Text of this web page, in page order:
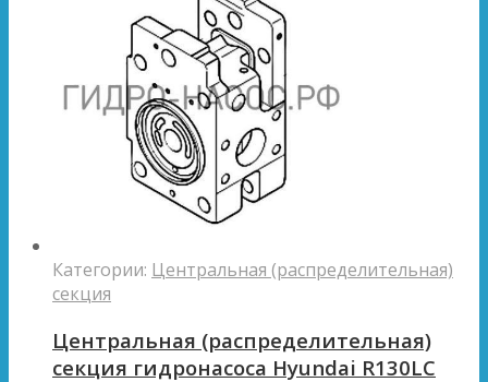
Категории: Центральная (распределительная)
секция
Центральная (распределительная)
секция гидронасоса Hyundai R130LC